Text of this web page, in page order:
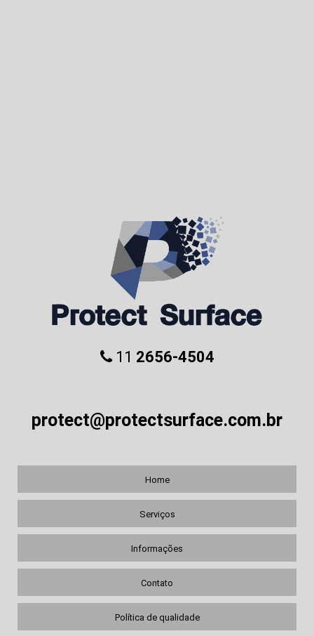
11 2656-4504
protect@protectsurface.com.br
Home
Serviços
Informações
Contato
Política de qualidade